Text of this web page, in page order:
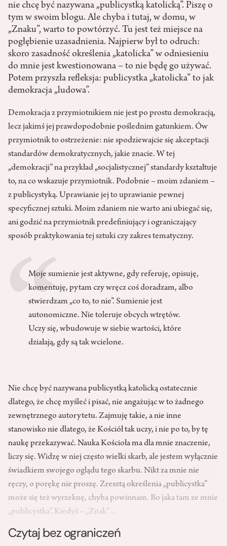
nie chcę być nazywana „publicystką katolicką”. Piszę o
tym w swoim blogu. Ale chyba i tutaj, w domu, w
„Znaku”, warto to powtórzyć. Tu jest też miejsce na
pogłębienie uzasadnienia. Najpierw był to odruch:
skoro zasadność określenia „katolicka” w odniesieniu
do mnie jest kwestionowana – to nie będę go używać.
Potem przyszła refleksja: publicystka „katolicka” to jak
demokracja „ludowa”.
Demokracja z przymiotnikiem nie jest po prostu demokracją,
lecz jakimś jej prawdopodobnie poślednim gatunkiem. Ów
przymiotnik to ostrzeżenie: nie spodziewajcie się akceptacji
standardów demokratycznych, jakie znacie. W tej
„demokracji” na przykład „socjalistycznej” standardy kształtuje
to, na co wskazuje przymiotnik. Podobnie – moim zdaniem –
z publicystyką. Uprawianie jej to uprawianie pewnej
specyficznej sztuki. Moim zdaniem nie warto ani ubiegać się,
ani godzić na przymiotnik predefiniujący i ograniczający
sposób praktykowania tej sztuki czy zakres tematyczny.
Moje sumienie jest aktywne, gdy referuję, opisuję,
komentuję, pytam czy wręcz coś doradzam, albo
stwierdzam „co to, to nie”. Sumienie jest
autonomiczne. Nie toleruje obcych wtrętów.
Uczy się, wbudowuje w siebie wartości, które
działają, gdy są tak wcielone.
Nie chcę być nazywana publicystką katolicką ostatecznie
dlatego, że chcę myśleć i pisać, nie angażując w to żadnego
zewnętrznego autorytetu. Zajmuję takie, a nie inne
stanowisko nie dlatego, że Kościół tak uczy, i nie po to, by tę
naukę przekazywać. Nauka Kościoła ma dla mnie znaczenie,
liczy się. Widzę w niej często wielki skarb, ale jestem wyłącznie
świadkiem swojego oglądu tego skarbu. Nikt za mnie nie
ręczy, o porękę nie proszę. Zresztą określenia „publicystka”
może się też wyrzeknę, chyba powinnam. Bo jaka tam ze mnie
„publicystka”. Kiedyś – „Znak”…
Czytaj bez ograniczeń